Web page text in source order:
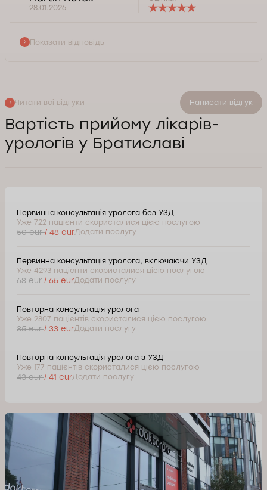
28.01.2026
Показати відповідь
Читати всі відгуки Написати відгук
Вартість прийому лікарів-
урологів у Братиславі
Первинна консультація уролога без УЗД
Уже 722 пацієнти скористалися цією послугою
50 eur/ 48 eurДодати послугу
Первинна консультація уролога, включаючи УЗД
Уже 4293 пацієнти скористалися цією послугою
68 eur/ 65 eurДодати послугу
Повторна консультація уролога
Уже 2807 пацієнтів скористалися цією послугою
35 eur/ 33 eurДодати послугу
Повторна консультація уролога з УЗД
Уже 177 пацієнтів скористалися цією послугою
43 eur/ 41 eurДодати послугу